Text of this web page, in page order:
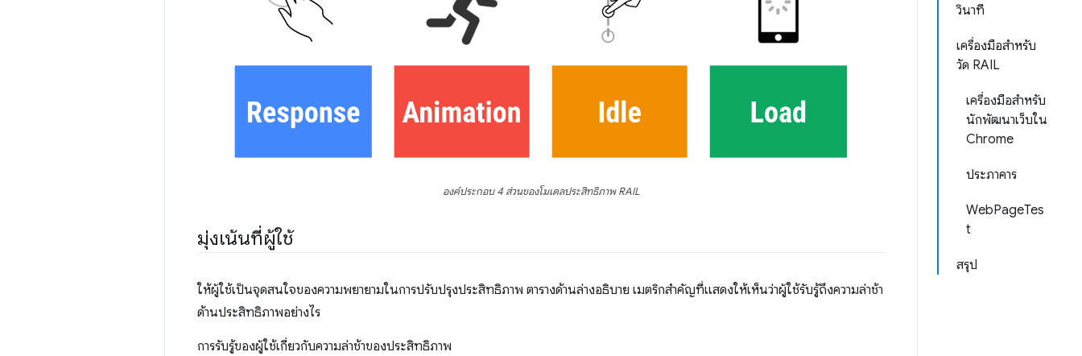
วินาที
เครื่องมือสำหรับ
วัด RAIL
เครื่องมือสำหรับ
นักพัฒนาเว็บใน
Chrome
ประภาคาร
WebPageTes
t
สรุป
องค์ประกอบ 4 ส่วนของโมเดลประสิทธิภาพ RAIL
มุ่งเน้นที่ผู้ใช้
ให้ผู้ใช้เป็นจุดสนใจของความพยายามในการปรับปรุงประสิทธิภาพ ตารางด้านล่างอธิบาย เมตริกสําคัญที่แสดงให้เห็นว่าผู้ใช้รับรู้ถึงความล่าช้า
ด้านประสิทธิภาพอย่างไร
การรับรู้ของผู้ใช้เกี่ยวกับความล่าช้าของประสิทธิภาพ